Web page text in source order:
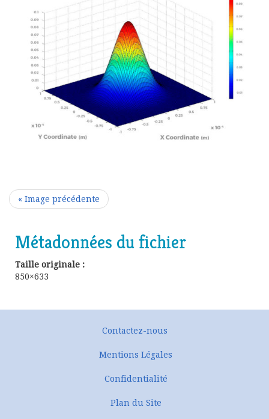
« Image précédente
Métadonnées du fichier
Taille originale :
850×633
Contactez-nous
Mentions Légales
Confidentialité
Plan du Site